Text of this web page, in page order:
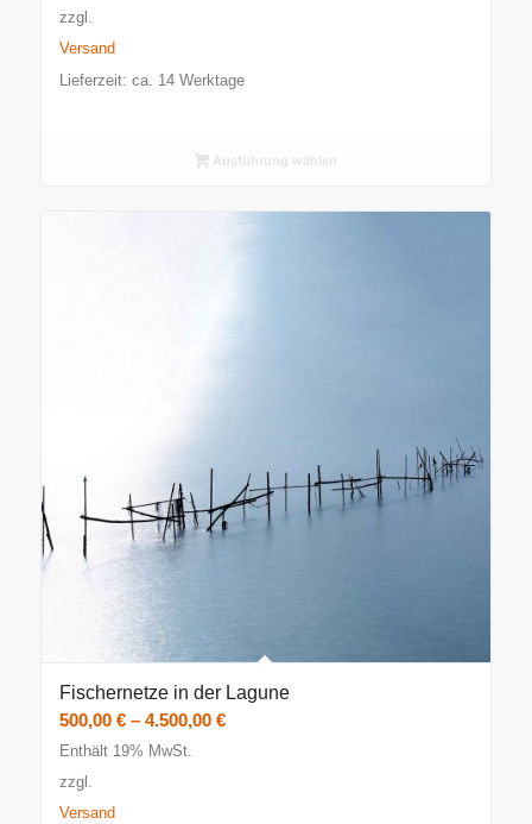
zzgl.
Versand
Lieferzeit: ca. 14 Werktage
Ausführung wählen
Fischernetze in der Lagune
500,00 € – 4.500,00 €Preisspanne:
Enthält 19% MwSt.
zzgl.
Versand